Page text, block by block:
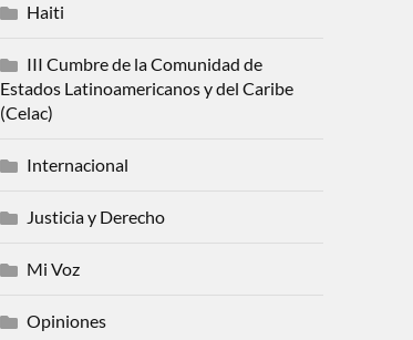
Haiti
III Cumbre de la Comunidad de
Estados Latinoamericanos y del Caribe
(Celac)
Internacional
Justicia y Derecho
Mi Voz
Opiniones